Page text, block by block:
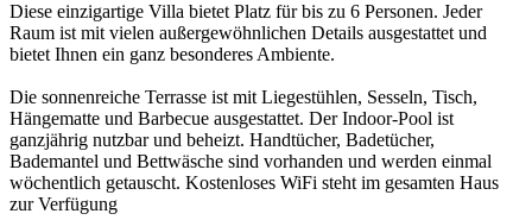
Diese einzigartige Villa bietet Platz für bis zu 6 Personen. Jeder
Raum ist mit vielen außergewöhnlichen Details ausgestattet und
bietet Ihnen ein ganz besonderes Ambiente.
Die sonnenreiche Terrasse ist mit Liegestühlen, Sesseln, Tisch,
Hängematte und Barbecue ausgestattet. Der Indoor-Pool ist
ganzjährig nutzbar und beheizt. Handtücher, Badetücher,
Bademantel und Bettwäsche sind vorhanden und werden einmal
wöchentlich getauscht. Kostenloses WiFi steht im gesamten Haus
zur Verfügung